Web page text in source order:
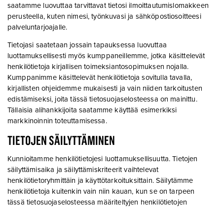
saatamme luovuttaa tarvittavat tietosi ilmoittautumislomakkeen
perusteella, kuten nimesi, työnkuvasi ja sähköpostiosoitteesi
palveluntarjoajalle.
Tietojasi saatetaan jossain tapauksessa luovuttaa
luottamuksellisesti myös kumppaneillemme, jotka käsittelevät
henkilötietoja kirjallisen toimeksiantosopimuksen nojalla.
Kumppanimme käsittelevät henkilötietoja sovitulla tavalla,
kirjallisten ohjeidemme mukaisesti ja vain niiden tarkoitusten
edistämiseksi, joita tässä tietosuojaselosteessa on mainittu.
Tällaisia alihankkijoita saatamme käyttää esimerkiksi
markkinoinnin toteuttamisessa.
TIETOJEN SÄILYTTÄMINEN
Kunnioitamme henkilötietojesi luottamuksellisuutta. Tietojen
säilyttämisaika ja säilyttämiskriteerit vaihtelevat
henkilötietoryhmittäin ja käyttötarkoituksittain. Säilytämme
henkilötietoja kuitenkin vain niin kauan, kun se on tarpeen
tässä tietosuojaselosteessa määriteltyjen henkilötietojen